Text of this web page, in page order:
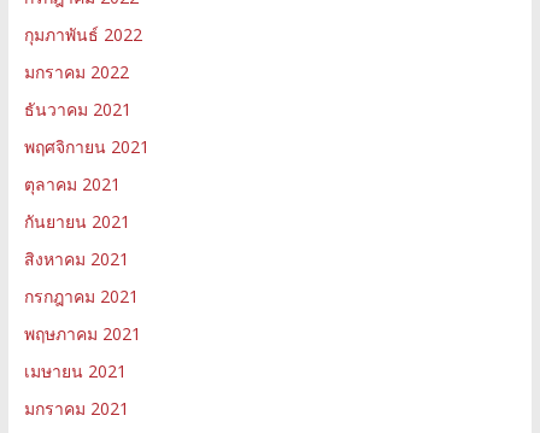
กุมภาพันธ์ 2022
มกราคม 2022
ธันวาคม 2021
พฤศจิกายน 2021
ตุลาคม 2021
กันยายน 2021
สิงหาคม 2021
กรกฎาคม 2021
พฤษภาคม 2021
เมษายน 2021
มกราคม 2021